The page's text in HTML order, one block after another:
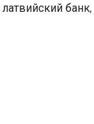
латвийский банк,